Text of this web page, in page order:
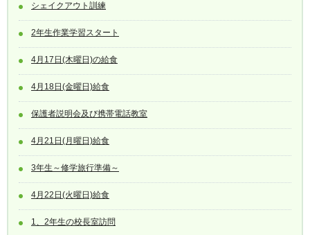
シェイクアウト訓練
2年生作業学習スタート
4月17日(木曜日)の給食
4月18日(金曜日)給食
保護者説明会及び携帯電話教室
4月21日(月曜日)給食
3年生～修学旅行準備～
4月22日(火曜日)給食
1、2年生の校長室訪問